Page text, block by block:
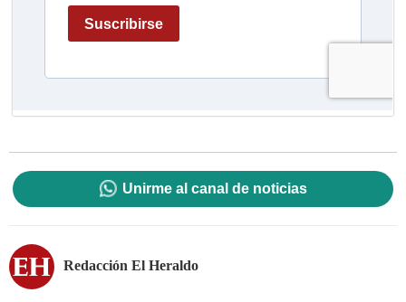
Unirme al canal de noticias
Redacción El Heraldo